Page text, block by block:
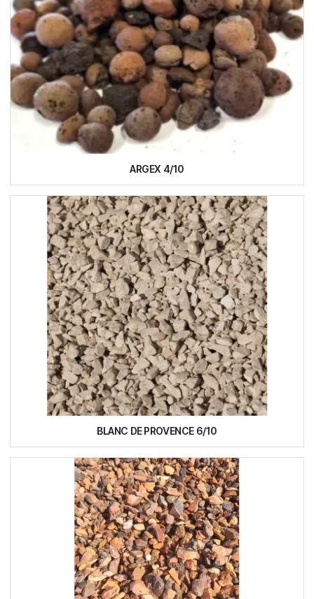
ARGEX 4/10
BLANC DE PROVENCE 6/10